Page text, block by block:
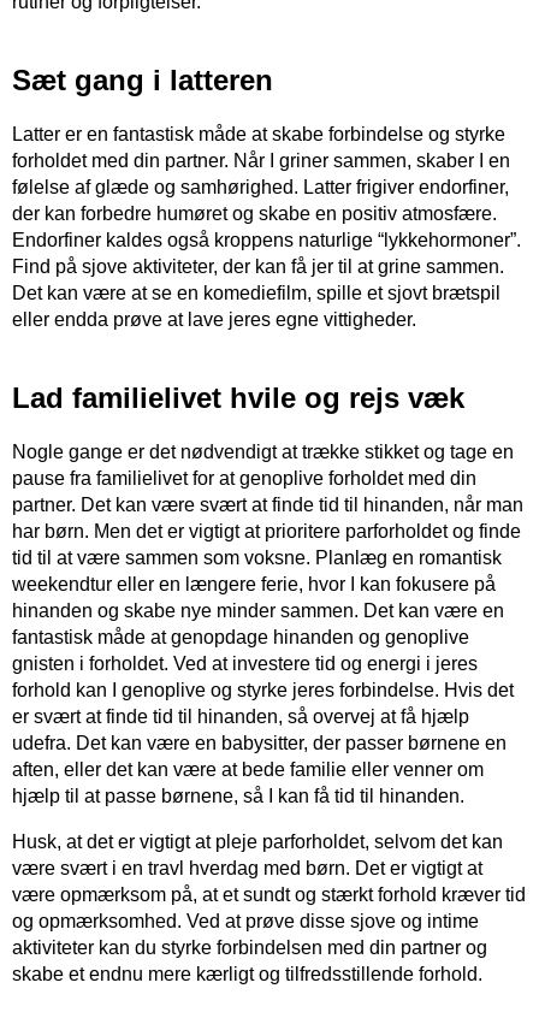
Sæt gang i latteren
Latter er en fantastisk måde at skabe forbindelse og styrke
forholdet med din partner. Når I griner sammen, skaber I en
følelse af glæde og samhørighed. Latter frigiver endorfiner,
der kan forbedre humøret og skabe en positiv atmosfære.
Endorfiner kaldes også kroppens naturlige “lykkehormoner”.
Find på sjove aktiviteter, der kan få jer til at grine sammen.
Det kan være at se en komediefilm, spille et sjovt brætspil
eller endda prøve at lave jeres egne vittigheder.
Lad familielivet hvile og rejs væk
Nogle gange er det nødvendigt at trække stikket og tage en
pause fra familielivet for at genoplive forholdet med din
partner. Det kan være svært at finde tid til hinanden, når man
har børn. Men det er vigtigt at prioritere parforholdet og finde
tid til at være sammen som voksne. Planlæg en romantisk
weekendtur eller en længere ferie, hvor I kan fokusere på
hinanden og skabe nye minder sammen. Det kan være en
fantastisk måde at genopdage hinanden og genoplive
gnisten i forholdet. Ved at investere tid og energi i jeres
forhold kan I genoplive og styrke jeres forbindelse. Hvis det
er svært at finde tid til hinanden, så overvej at få hjælp
udefra. Det kan være en babysitter, der passer børnene en
aften, eller det kan være at bede familie eller venner om
hjælp til at passe børnene, så I kan få tid til hinanden.
Husk, at det er vigtigt at pleje parforholdet, selvom det kan
være svært i en travl hverdag med børn. Det er vigtigt at
være opmærksom på, at et sundt og stærkt forhold kræver tid
og opmærksomhed. Ved at prøve disse sjove og intime
aktiviteter kan du styrke forbindelsen med din partner og
skabe et endnu mere kærligt og tilfredsstillende forhold.